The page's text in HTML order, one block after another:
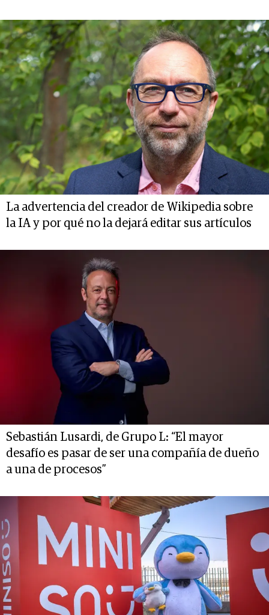
La advertencia del creador de Wikipedia sobre
la IA y por qué no la dejará editar sus artículos
Sebastián Lusardi, de Grupo L: “El mayor
desafío es pasar de ser una compañía de dueño
a una de procesos”